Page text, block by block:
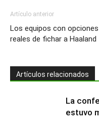
Artículo anterior
Los equipos con opciones
reales de fichar a Haaland
Artículos relacionados
La
estuvo